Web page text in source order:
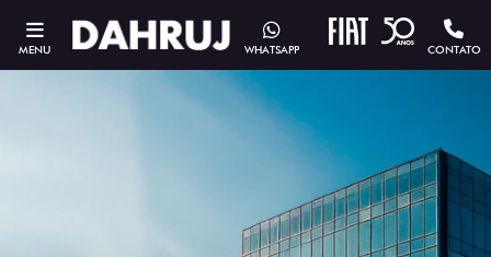
MENU CONTATO
WHATSAPP
ESTOU INTERESSADO